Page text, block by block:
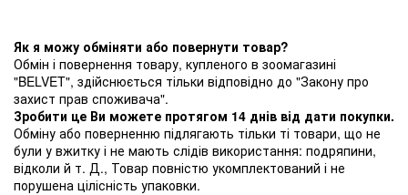
Як я можу обміняти або повернути товар?
Обмін і повернення товару, купленого в зоомагазині
"BELVET", здійснюється тільки відповідно до "Закону про
захист прав споживача".
Зробити це Ви можете протягом 14 днів від дати покупки.
Обміну або поверненню підлягають тільки ті товари, що не
були у вжитку і не мають слідів використання: подряпини,
відколи й т. Д., Товар повністю укомплектований і не
порушена цілісність упаковки.